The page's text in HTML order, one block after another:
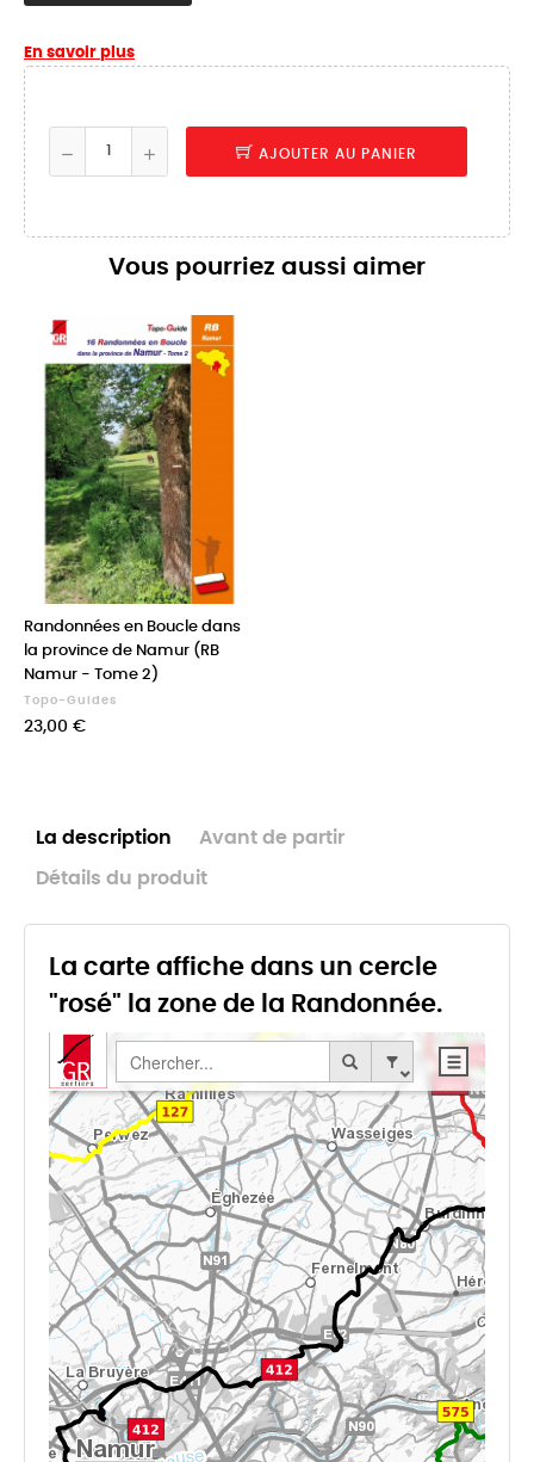
En savoir plus
AJOUTER AU PANIER
Vous pourriez aussi aimer
Randonnées en Boucle dans
la province de Namur (RB
Namur - Tome 2)
Topo-Guides
Prix
23,00 €
La description Avant de partir
Détails du produit
La carte affiche dans un cercle
"rosé" la zone de la Randonnée.